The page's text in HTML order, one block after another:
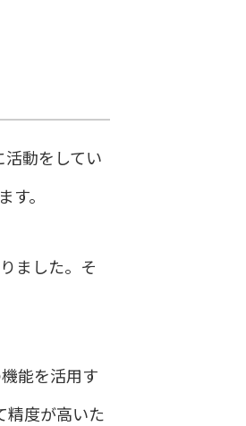
動をしてい
。
ました。そ
能を活用す
精度が高いた